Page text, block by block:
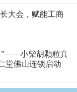
大会，赋能工商
”——小柴胡颗粒真
堂佛山连锁启动